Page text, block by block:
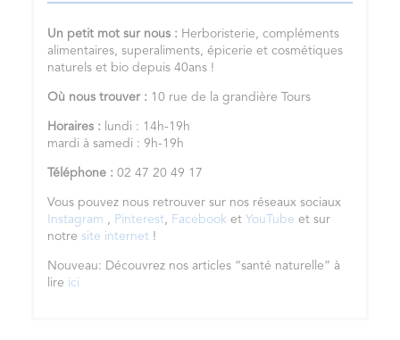
Un petit mot sur nous : Herboristerie, compléments
alimentaires, superaliments, épicerie et cosmétiques
naturels et bio depuis 40ans !
Où nous trouver : 10 rue de la grandière Tours
Horaires : lundi : 14h-19h
mardi à samedi : 9h-19h
Téléphone : 02 47 20 49 17
Vous pouvez nous retrouver sur nos réseaux sociaux
Instagram , Pinterest, Facebook et YouTube et sur
notre site internet !
Nouveau: Découvrez nos articles “santé naturelle” à
lire ici